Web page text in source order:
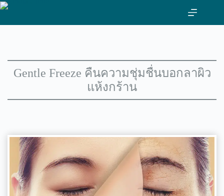
ข้าม
Gentle Freeze คืนความชุ่มชื่นบอกลาผิว
แห้งกร้าน